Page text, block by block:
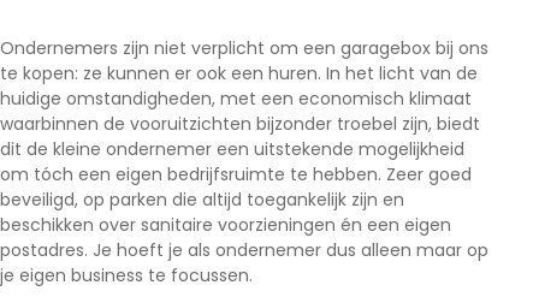
Ondernemers zijn niet verplicht om een garagebox bij ons
te kopen: ze kunnen er ook een huren. In het licht van de
huidige omstandigheden, met een economisch klimaat
waarbinnen de vooruitzichten bijzonder troebel zijn, biedt
dit de kleine ondernemer een uitstekende mogelijkheid
om tóch een eigen bedrijfsruimte te hebben. Zeer goed
beveiligd, op parken die altijd toegankelijk zijn en
beschikken over sanitaire voorzieningen én een eigen
postadres. Je hoeft je als ondernemer dus alleen maar op
je eigen business te focussen.